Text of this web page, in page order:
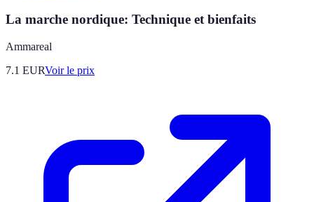
La marche nordique: Technique et bienfaits
Ammareal
7.1 EURVoir le prix